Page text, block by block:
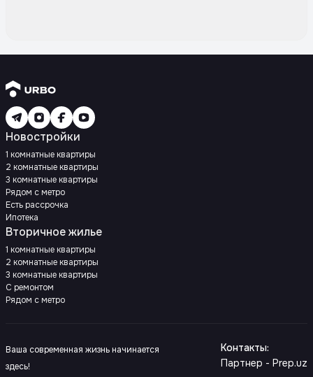
Новостройки
1 комнатные квартиры
2 комнатные квартиры
3 комнатные квартиры
Рядом с метро
Есть рассрочка
Ипотека
Вторичное жилье
1 комнатные квартиры
2 комнатные квартиры
3 комнатные квартиры
С ремонтом
Рядом с метро
Ваша современная жизнь начинается
здесь!
Контакты:
Партнер - Prep.uz